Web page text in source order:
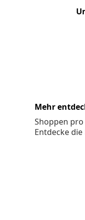
Mehr
Shoppen
Entdecke